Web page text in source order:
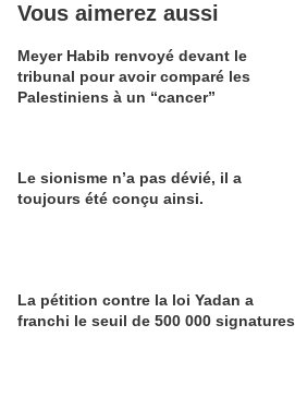
Vous aimerez aussi
Meyer Habib renvoyé devant le
tribunal pour avoir comparé les
Palestiniens à un “cancer”
Le sionisme n’a pas dévié, il a
toujours été conçu ainsi.
La pétition contre la loi Yadan a
franchi le seuil de 500 000 signatures